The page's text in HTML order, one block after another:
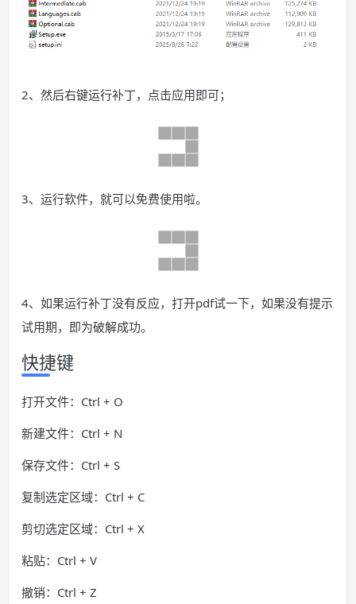
2、然后右键运行补丁，点击应用即可；
3、运行软件，就可以免费使用啦。
4、如果运行补丁没有反应，打开pdf试一下，如果没有提示
试用期，即为破解成功。
快捷键
打开文件：Ctrl + O
新建文件：Ctrl + N
保存文件：Ctrl + S
复制选定区域：Ctrl + C
剪切选定区域：Ctrl + X
粘贴：Ctrl + V
撤销：Ctrl + Z